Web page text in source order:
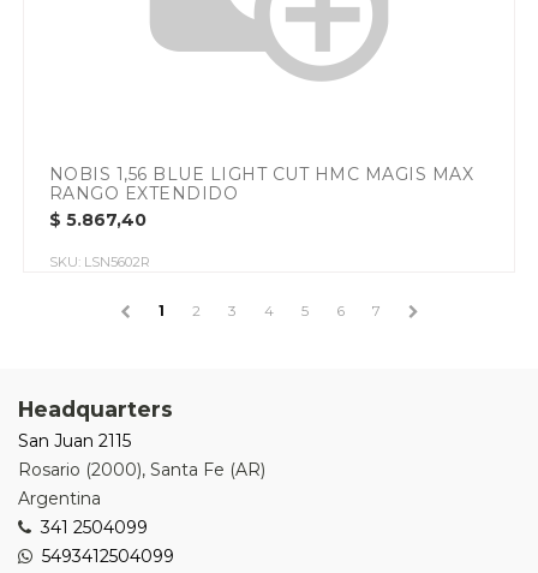
NOBIS 1,56 BLUE LIGHT CUT HMC MAGIS MAX
RANGO EXTENDIDO
$ 5.867,40
SKU: LSN5602R
1 2 3 4 5 6 7
Headquarters
San Juan 2115
Rosario (2000), Santa Fe (AR)
Argentina
341 2504099
5493412504099